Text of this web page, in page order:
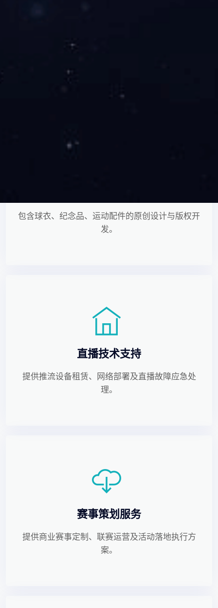
包含球衣、纪念品、运动配件的原创设计与版权开
发。
直播技术支持
提供推流设备租赁、网络部署及直播故障应急处
理。
赛事策划服务
提供商业赛事定制、联赛运营及活动落地执行方
案。